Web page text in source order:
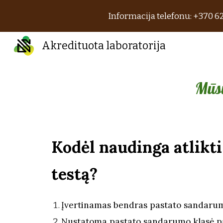
Informacija telefonu: +370
Akredituota laboratorija
Kodėl naudinga
testą?
Įvertinamas bendras pastato